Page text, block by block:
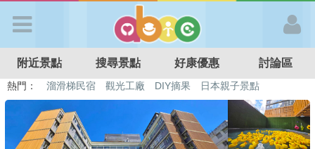
APP登入
首 頁
附近景點 搜尋景點 好康優惠 討論區
熱門： 溜滑梯民宿 觀光工廠 DIY摘果
日本親子景點
特色遊戲場
親子住房優惠 台北親子餐廳 溫泉泡湯SPA